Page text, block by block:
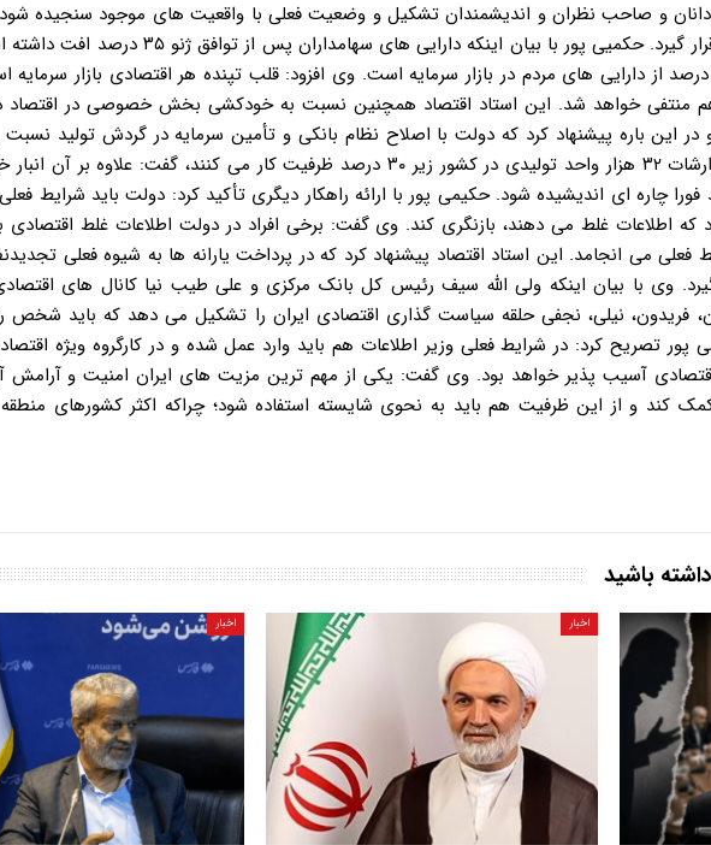
و صاحب نظران و اندیشمندان تشکیل و وضعیت فعلی با واقعیت های موجود سنجیده شود
دولت در ۲ سال گذشته مورد بررسی قرار گیرد. حکمیی پور با بیان اینکه
موضوع به معنای از دست رفتن ۳۵ درصد از دارایی های مردم در بازار سرمایه است. وی افزود: قلب تپنده هر اقتصادی بازار
منتفی خواهد شد. این استاد اقتصاد همچنین نسبت به خودکشی بخش خصوصی در اقتصاد
در این باره پیشنهاد کرد که دولت با اصلاح نظام بانکی و تأمین سرمایه در گردش تولید نسبت
گام بردارد. وی با بیان اینکه طبق گزارشات ۳۲ هزار واحد تولیدی در کشور زیر ۳۰ درصد ظرفیت کار می کنند، گفت:
چاره ای اندیشیده شود. حکیمی پور با ارائه راهکار دیگری تأکید کرد: دولت باید شرایط فعلی
اطلاعات غلط می دهند، بازنگری کند. وی گفت: برخی افراد در دولت اطلاعات غلط
می انجامد. این استاد اقتصاد پیشنهاد کرد که در پرداخت یارانه ها به شیوه فعلی
وی با بیان اینکه ولی الله سیف رئیس کل بانک مرکزی و علی طیب نیا کانال های
فریدون، نیلی، نجفی حلقه سیاست گذاری اقتصادی ایران را تشکیل می دهد که باید
تصریح کرد: در شرایط فعلی وزیر اطلاعات هم باید وارد عمل شده و در کارگروه ویژه
آسیب پذیر خواهد بود. وی گفت: یکی از مهم ترین مزیت های ایران امنیت و
کند و از این ظرفیت هم باید به نحوی شایسته استفاده شود؛ چراکه اکثر کشورهای
باشید
اخبار اخبار